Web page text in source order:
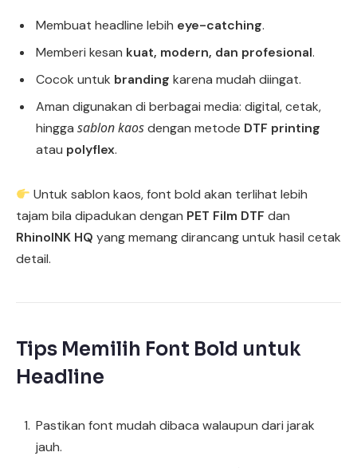
Membuat headline lebih eye-catching.
Memberi kesan kuat, modern, dan profesional.
Cocok untuk branding karena mudah diingat.
Aman digunakan di berbagai media: digital, cetak,
hingga sablon kaosdengan metode DTF printing
atau polyflex.
Untuk sablon kaos, font bold akan terlihat lebih
tajam bila dipadukan dengan PET Film DTFdan
RhinoINK HQ yang memang dirancang untuk hasil cetak
detail.
Tips Memilih Font Bold untuk
Headline
Pastikan font mudah dibaca walaupun dari jarak
jauh.